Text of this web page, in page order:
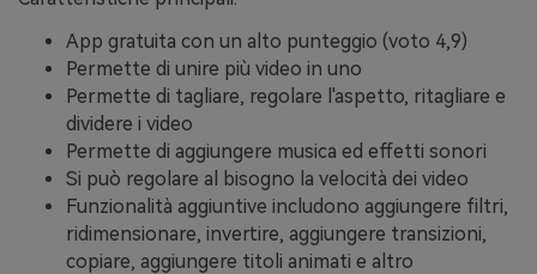
App gratuita con un alto punteggio (voto 4,9)
Permette di unire più video in uno
Permette di tagliare, regolare l'aspetto, ritagliare e
dividere i video
Permette di aggiungere musica ed effetti sonori
Si può regolare al bisogno la velocità dei video
Funzionalità aggiuntive includono aggiungere filtri,
ridimensionare, invertire, aggiungere transizioni,
copiare, aggiungere titoli animati e altro